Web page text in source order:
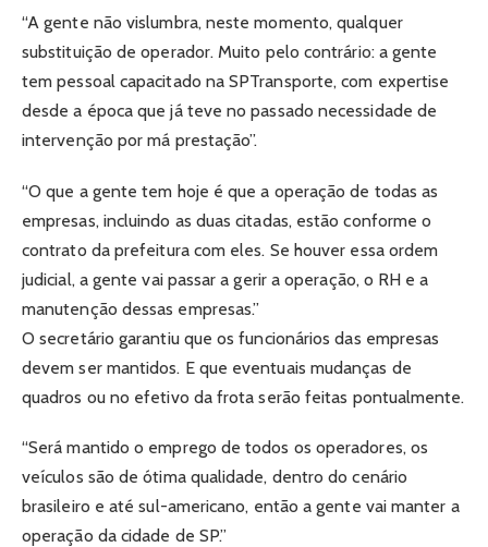
“A gente não vislumbra, neste momento, qualquer
substituição de operador. Muito pelo contrário: a gente
tem pessoal capacitado na SPTransporte, com expertise
desde a época que já teve no passado necessidade de
intervenção por má prestação”.
“O que a gente tem hoje é que a operação de todas as
empresas, incluindo as duas citadas, estão conforme o
contrato da prefeitura com eles. Se houver essa ordem
judicial, a gente vai passar a gerir a operação, o RH e a
manutenção dessas empresas.”
O secretário garantiu que os funcionários das empresas
devem ser mantidos. E que eventuais mudanças de
quadros ou no efetivo da frota serão feitas pontualmente.
“Será mantido o emprego de todos os operadores, os
veículos são de ótima qualidade, dentro do cenário
brasileiro e até sul-americano, então a gente vai manter a
operação da cidade de SP.”